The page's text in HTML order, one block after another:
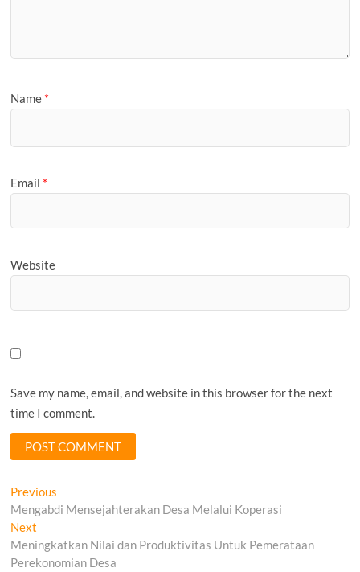
Name *
Email *
Website
Save my name, email, and website in this browser for the next
time I comment.
Post
navigation
Previous
post:
Mengabdi Mensejahterakan Desa Melalui Koperasi
Next
post:
Meningkatkan Nilai dan Produktivitas Untuk Pemerataan
Perekonomian Desa